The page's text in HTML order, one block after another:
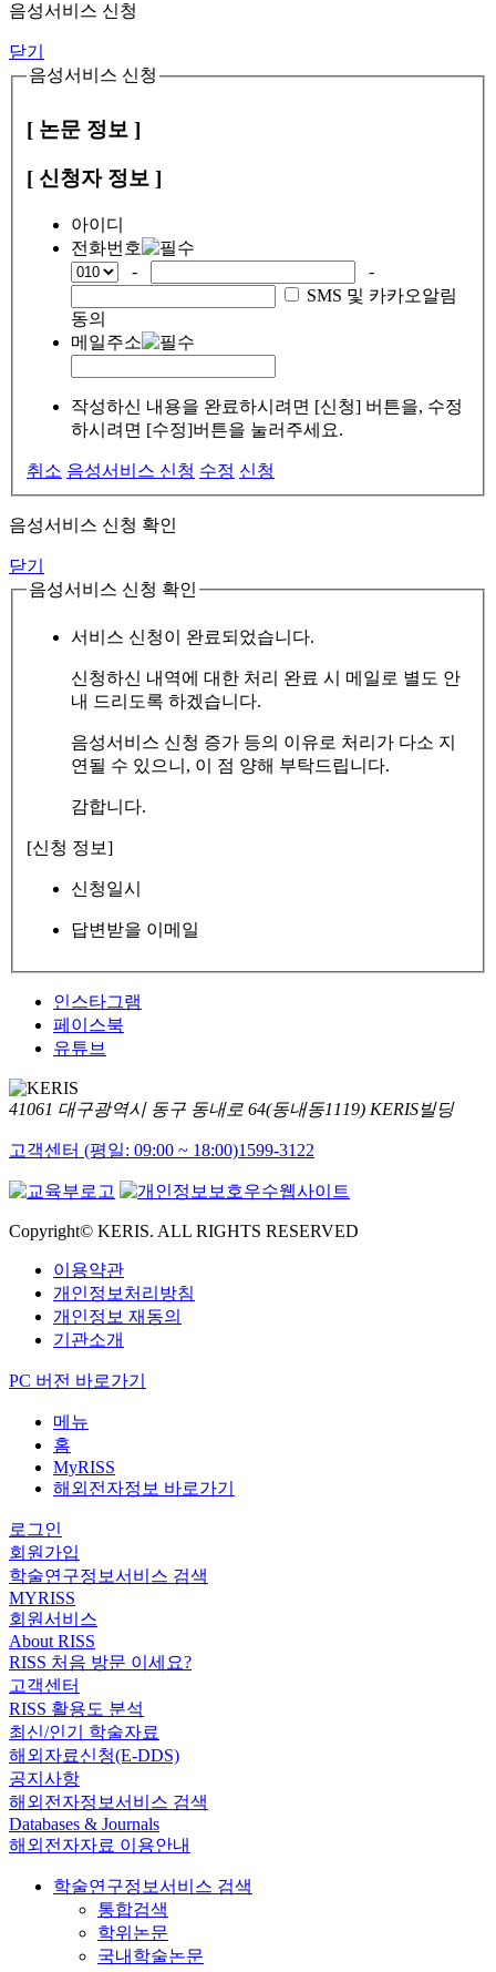
음성서비스 신청
닫기
음성서비스 신청
[ 논문 정보 ]
[ 신청자 정보 ]
아이디
전화번호
-
-
SMS 및 카카오알림
동의
메일주소
작성하신 내용을 완료하시려면 [신청] 버튼을, 수정
하시려면 [수정]버튼을 눌러주세요.
취소 음성서비스 신청 수정 신청
음성서비스 신청 확인
닫기
음성서비스 신청 확인
서비스 신청이 완료되었습니다.
신청하신 내역에 대한 처리 완료 시 메일로 별도 안
내 드리도록 하겠습니다.
음성서비스 신청 증가 등의 이유로 처리가 다소 지
연될 수 있으니, 이 점 양해 부탁드립니다.
감합니다.
[신청 정보]
신청일시
답변받을 이메일
인스타그램
페이스북
유튜브
41061 대구광역시 동구 동내로 64(동내동1119) KERIS빌딩
고객센터 (평일: 09:00 ~ 18:00)1599-3122
Copyright© KERIS. ALL RIGHTS RESERVED
이용약관
개인정보처리방침
개인정보 재동의
기관소개
PC 버전 바로가기
메뉴
홈
MyRISS
해외전자정보 바로가기
로그인
회원가입
학술연구정보서비스 검색
MYRISS
회원서비스
About RISS
RISS 처음 방문 이세요?
고객센터
RISS 활용도 분석
최신/인기 학술자료
해외자료신청(E-DDS)
공지사항
해외전자정보서비스 검색
Databases & Journals
해외전자자료 이용안내
학술연구정보서비스 검색
통합검색
학위논문
국내학술논문